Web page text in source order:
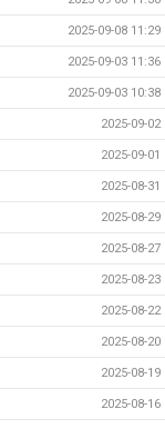
2025-09-08 11:29
2025-09-03 11:36
2025-09-03 10:38
2025-09-02
2025-09-01
2025-08-31
2025-08-29
2025-08-27
2025-08-23
2025-08-22
2025-08-20
2025-08-19
2025-08-16